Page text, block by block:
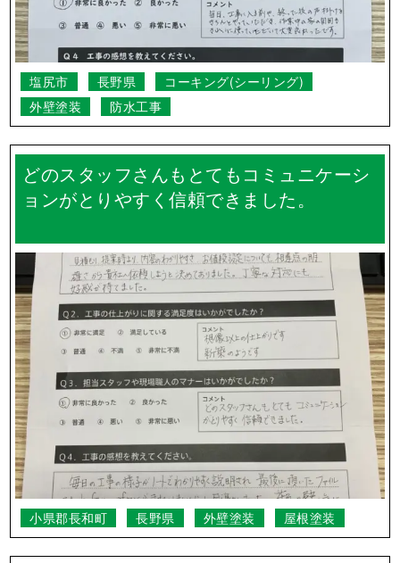
塩尻市 長野県
コーキング(シーリング)
外壁塗装
防水工事
どのスタッフさんもとてもコミュニケーシ
ョンがとりやすく信頼できました。
小県郡長和町 長野県 外壁塗装 屋根塗装